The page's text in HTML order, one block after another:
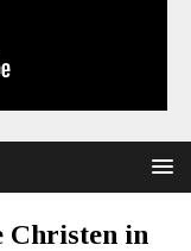
Christen in